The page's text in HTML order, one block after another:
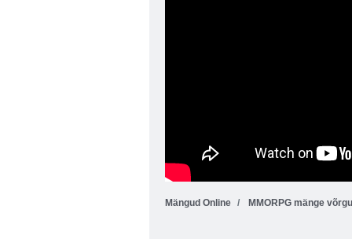
Mängud Online MMORPG mänge